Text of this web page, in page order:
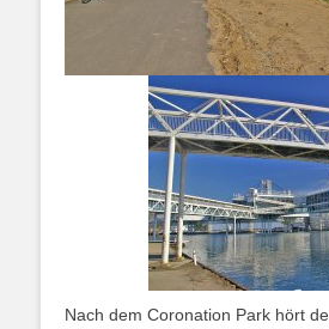
Nach dem Coronation Park hört